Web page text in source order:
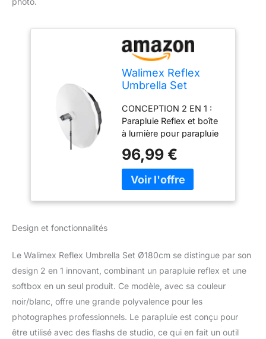
Walimex Reflex
Umbrella Set
en 1 pour des
résultats
professionnels :
Parapluie Reflex et
parapluie softbox
en un, compact et
polyvalent pour les
CONCEPTION 2 EN 1 :
Parapluie Reflex et boîte
à lumière pour parapluie
et flexible, idéal pour la
photographie de
portraits et de produits, y
intérieur argenté et
extérieur noir, minimise la
lumière parasite,
pour les déplacements.
TRAITEMENT ROBUSTE:
Mât de parapluie d'un
96,99 €
Design et fonctionnalités
Le Walimex Reflex Umbrella Set Ø180cm se distingue par son
design 2 en 1 innovant, combinant un parapluie reflex et une
softbox en un seul produit. Ce modèle, avec sa couleur
noir/blanc, offre une grande polyvalence pour les
photographes professionnels. Le parapluie est conçu pour
être utilisé avec des flashs de studio, ce qui en fait un outil